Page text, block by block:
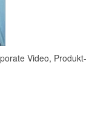
Video, Produkt-